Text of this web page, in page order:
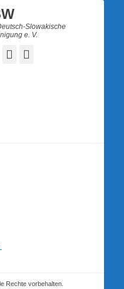
Slowakische
e. V.
LinkedInYouTube
Rechte vorbehalten.